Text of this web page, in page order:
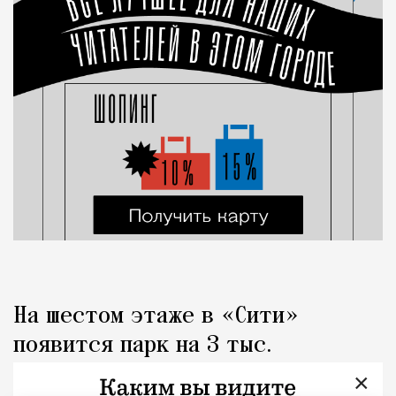
На шестом этаже в «Сити»
появится парк на 3 тыс.
«квадратов» с металлическими ×